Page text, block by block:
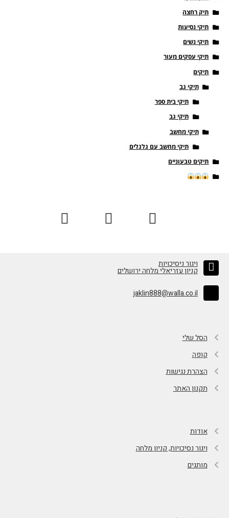
תיק רחצה
תיקי נסיעות
תיקי נשים
תיקי עסקים מעור
תיקים
תיקי גב
תיקי בית ספר
תיקי גב
תיקי מחשב
תיקי מחשב עם גלגלים
תיקים טבעוניים
ויגור ניסיכויות
קניון עזריאלי מלחה ירושלים
jaklin888@walla.co.il
הסל שלי
קופה
הצהרת נגישות
תקנון האתר
אודות
ויגור נסיכויות, קניון מלחה
מותגים